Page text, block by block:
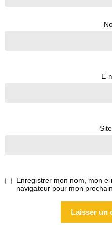
E-
Enregistrer mon nom, mon
navigateur pour mon